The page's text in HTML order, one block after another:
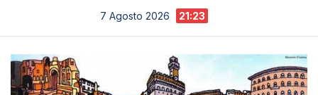
contenuto
7 Agosto 2026 21:23